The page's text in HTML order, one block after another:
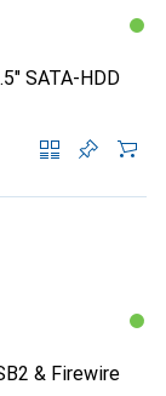
SATA-HDD
& Firewire